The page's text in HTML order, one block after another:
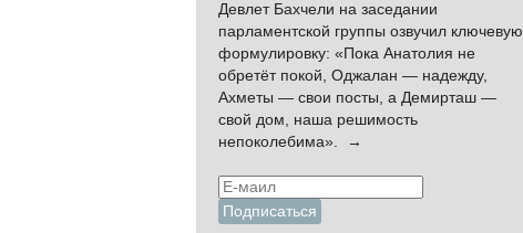
Девлет Бахчели на заседании
парламентской группы озвучил ключевую
формулировку: «Пока Анатолия не
обретёт покой, Оджалан — надежду,
Ахметы — свои посты, а Демирташ —
свой дом, наша решимость
непоколебима». →